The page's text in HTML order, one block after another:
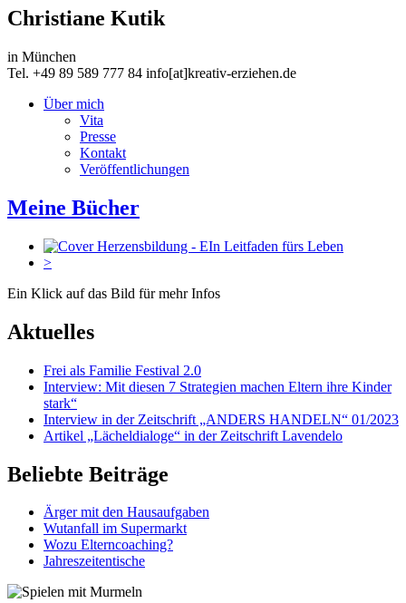
Christiane Kutik
in München
Tel. +49 89 589 777 84 info[at]kreativ-erziehen.de
Über mich
Vita
Presse
Kontakt
Veröffentlichungen
Meine Bücher
<
>
Ein Klick auf das Bild für mehr Infos
Aktuelles
Frei als Familie Festival 2.0
Interview: Mit diesen 7 Strategien machen Eltern ihre Kinder
stark“
Interview in der Zeitschrift „ANDERS HANDELN“ 01/2023
Artikel „Lächeldialoge“ in der Zeitschrift Lavendelo
Beliebte Beiträge
Ärger mit den Hausaufgaben
Wutanfall im Supermarkt
Wozu Elterncoaching?
Jahreszeitentische